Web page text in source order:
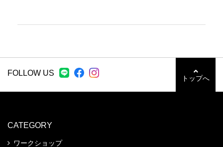
FOLLOW US
トップへ
CATEGORY
ワークショップ